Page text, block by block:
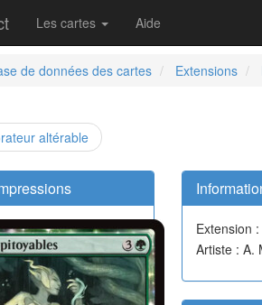
Les cartes Aide
de données des cartes Extensions
altérable
Extension :
Artiste : A.